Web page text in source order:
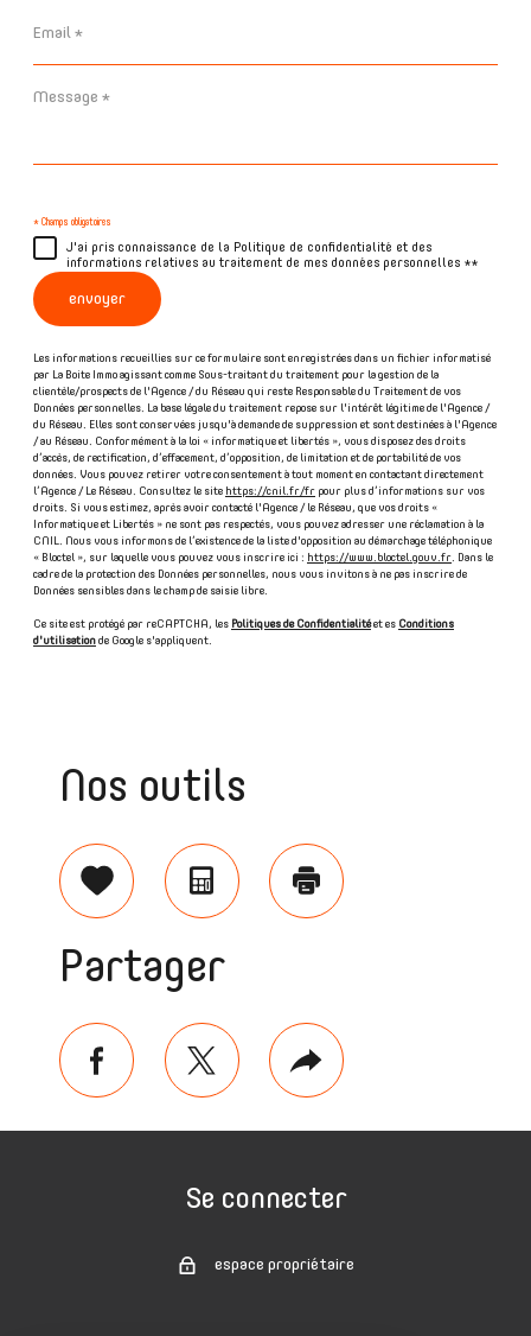
*
Message
* Champs obligatoires
J'ai pris connaissance de la Politique de confidentialité et des
informations relatives au traitement de mes données personnelles **
envoyer
Les informations recueillies sur ce formulaire sont enregistrées dans un fichier informatisé
par La Boite Immo agissant comme Sous-traitant du traitement pour la gestion de la
clientèle/prospects de l'Agence / du Réseau qui reste Responsable du Traitement de vos
Données personnelles. La base légale du traitement repose sur l'intérêt légitime de l'Agence /
du Réseau. Elles sont conservées jusqu'à demande de suppression et sont destinées à l'Agence
/ au Réseau. Conformément à la loi « informatique et libertés », vous disposez des droits
d’accès, de rectification, d’effacement, d’opposition, de limitation et de portabilité de vos
données. Vous pouvez retirer votre consentement à tout moment en contactant directement
l’Agence / Le Réseau. Consultez le site https://cnil.fr/fr pour plus d’informations sur vos
droits. Si vous estimez, après avoir contacté l'Agence / le Réseau, que vos droits «
Informatique et Libertés » ne sont pas respectés, vous pouvez adresser une réclamation à la
CNIL. Nous vous informons de l’existence de la liste d'opposition au démarchage téléphonique
« Bloctel », sur laquelle vous pouvez vous inscrire ici : https://www.bloctel.gouv.fr . Dans le
cadre de la protection des Données personnelles, nous vous invitons à ne pas inscrire de
Données sensibles dans le champ de saisie libre.
Ce site est protégé par reCAPTCHA, les Politiques de Confidentialitéet es Conditions
d'utilisation de Google s'appliquent.
Nos outils
SélectionnerCalculatriceImprimer
Partager
facebooktwitter Plus
de
partage
Se connecter
espace propriétaire